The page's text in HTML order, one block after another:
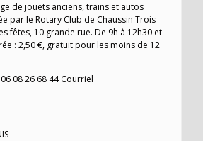
de jouets anciens, trains et autos
par le Rotary Club de Chaussin Trois
fêtes, 10 grande rue. De 9h à 12h30 et
: 2,50 €, gratuit pour les moins de 12
08 26 68 44 Courriel